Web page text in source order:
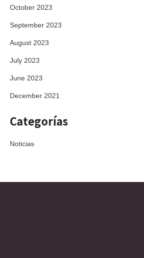
October 2023
September 2023
August 2023
July 2023
June 2023
December 2021
Categorías
Noticias